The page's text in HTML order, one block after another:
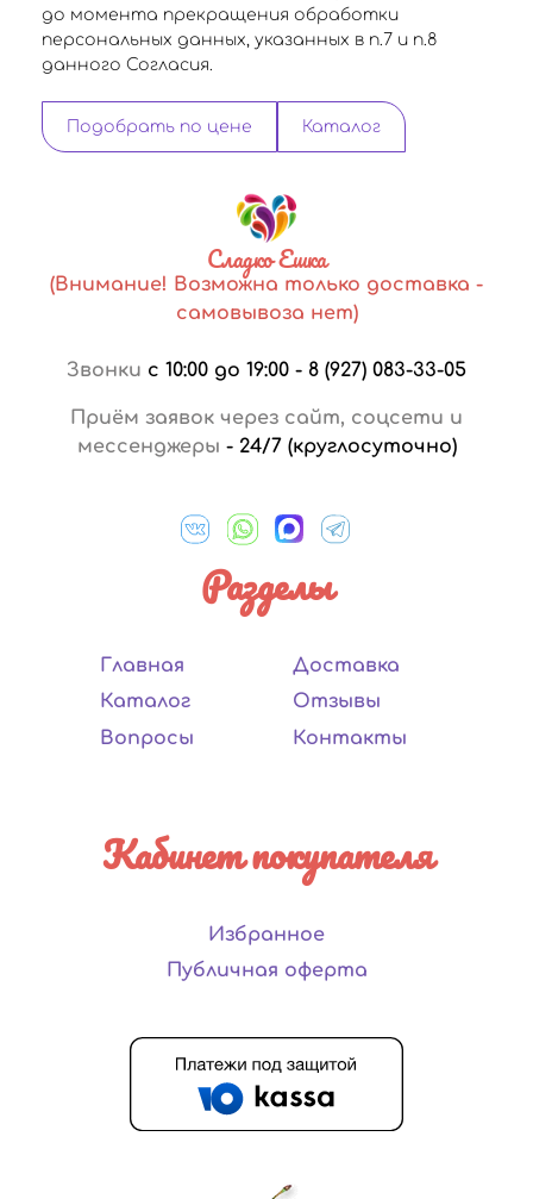
до момента прекращения обработки
персональных данных, указанных в п.7 и п.8
данного Согласия.
Подобрать по цене Каталог
Сладко Ешка
(Внимание! Возможна только доставка -
самовывоза нет)
Звонки с 10:00 до 19:00 - 8 (927) 083-33-05
Приём заявок через сайт, соцсети и
мессенджеры - 24/7 (круглосуточно)
Разделы
Главная
Каталог
Вопросы
Доставка
Отзывы
Контакты
Кабинет покупателя
Избранное
Публичная оферта